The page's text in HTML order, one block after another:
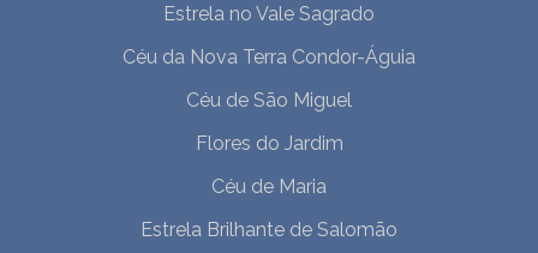
Estrela no Vale Sagrado
Céu da Nova Terra Condor-Águia
Céu de São Miguel
Flores do Jardim
Céu de Maria
Estrela Brilhante de Salomão